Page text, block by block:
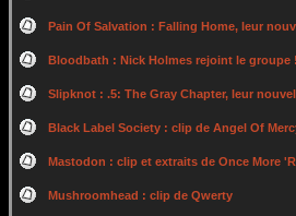
Pain Of Salvation : Falling Home, leur
Bloodbath : Nick Holmes rejoint le groupe !
Slipknot : .5: The Gray Chapter, leur
Black Label Society : clip de Angel Of
Mastodon : clip et extraits de Once More
Mushroomhead : clip de Qwerty